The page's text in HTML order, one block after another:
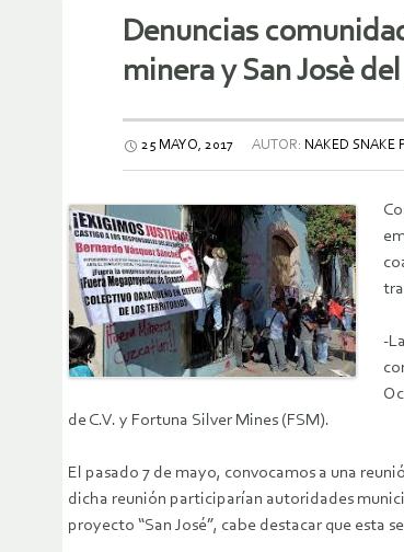
Denuncias
minera y San Josè
25 MAYO, 2017 AUTOR: NAKED SNAKE
-
de C.V. y Fortuna Silver Mines (FSM).
El pasado 7 de mayo, convocamos a una
dicha reunión participarían autoridades
proyecto “San José”, cabe destacar que esta